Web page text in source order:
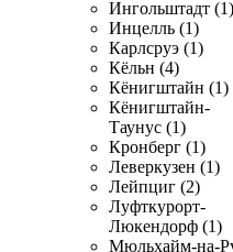
Ингольштадт (1)
Инцелль (1)
Карлсруэ (1)
Кёльн (4)
Кёнигштайн (1)
Кёнигштайн-
Таунус (1)
Кронберг (1)
Леверкузен (1)
Лейпциг (2)
Луфткурорт-
Люкендорф (1)
Мюльхайм-на-